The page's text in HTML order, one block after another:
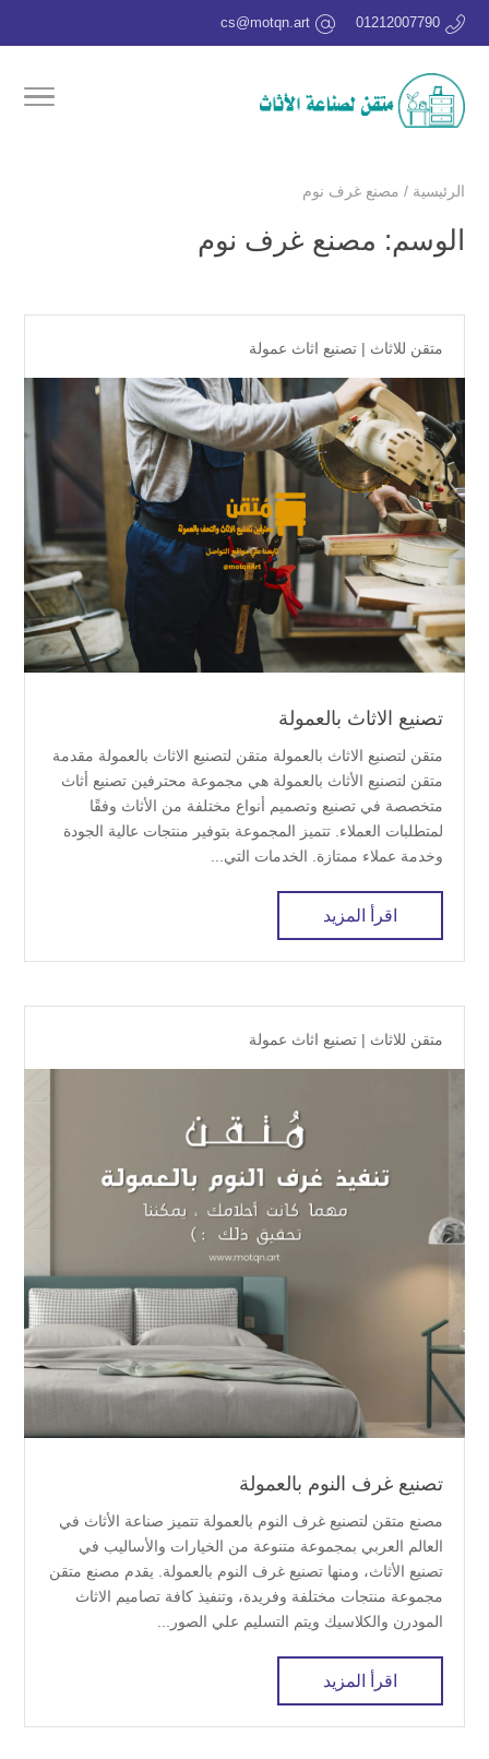
01212007790
cs@motqn.art
الرئيسية / مصنع غرف نوم
الوسم: مصنع غرف نوم
متقن للاثاث | تصنيع اثاث عمولة
تصنيع الاثاث بالعمولة
متقن لتصنيع الاثاث بالعمولة متقن لتصنيع الاثاث بالعمولة مقدمة
متقن لتصنيع الأثاث بالعمولة هي مجموعة محترفين تصنيع أثاث
متخصصة في تصنيع وتصميم أنواع مختلفة من الأثاث وفقًا
لمتطلبات العملاء. تتميز المجموعة بتوفير منتجات عالية الجودة
وخدمة عملاء ممتازة. الخدمات التي...
اقرأ المزيد
متقن للاثاث | تصنيع اثاث عمولة
تصنيع غرف النوم بالعمولة
مصنع متقن لتصنيع غرف النوم بالعمولة تتميز صناعة الأثاث في
العالم العربي بمجموعة متنوعة من الخيارات والأساليب في
تصنيع الأثاث، ومنها تصنيع غرف النوم بالعمولة. يقدم مصنع متقن
مجموعة منتجات مختلفة وفريدة، وتنفيذ كافة تصاميم الاثاث
المودرن والكلاسيك ويتم التسليم علي الصور...
اقرأ المزيد